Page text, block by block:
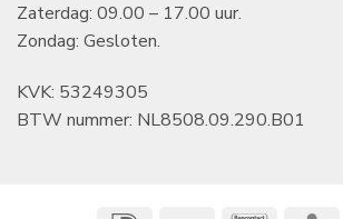
Zaterdag: 09.00 – 17.00 uur.
Zondag: Gesloten.
KVK: 53249305
BTW nummer: NL8508.09.290.B01